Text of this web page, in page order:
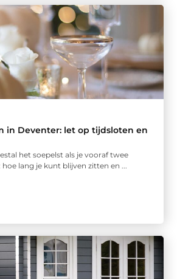
in Deventer: let op tijdsloten en
het soepelst als je vooraf twee
lang je kunt blijven zitten en ...